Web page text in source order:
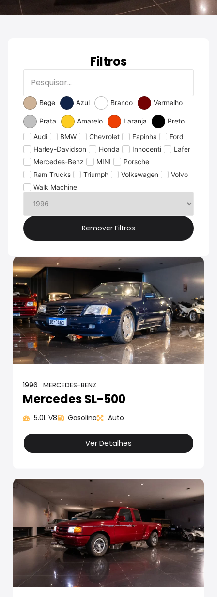
Filtros
Bege Azul Branco Vermelho
Prata Amarelo Laranja
Preto
Audi
BMW Chevrolet Fapinha
Ford
Harley-Davidson
Honda Innocenti
Lafer
Mercedes-Benz
MINI
Porsche
Ram Trucks
Triumph Volkswagen
Volvo
Walk Machine
Remover Filtros
1996 MERCEDES-BENZ
Mercedes SL-500
5.0L V8 Gasolina Auto
Ver Detalhes